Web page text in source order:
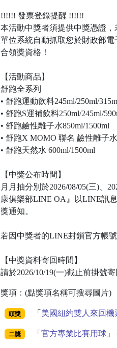
!!!!!! 發票登錄提醒 !!!!!!
本活動中獎者須提供中獎憑證
單位系統自動抓取您於財政部
合領獎資格！
【活動商品】
舒跑全系列
• 舒跑運動飲料245ml/250ml/
• 舒跑S運補飲料250ml/245ml/
• 舒跑鹼性離子水850ml/1500ml
• 舒跑X MOMO 聯名 鹼性離子
• 舒跑天然水 600ml/1500ml
【中獎公布時間】
月月抽分別於2026/08/05(三)、
康俱樂部LINE OA』以LINE訊
獎通知。
若因中獎者的LINE封鎖官方帳
【中獎資料寄回時間】
請於2026/10/19(一)截止前掛號
獎項：(點獎項名稱可搜尋圖片)
頭獎 「 美國紐約雙人來回
二獎 「 官方專業比賽用球」